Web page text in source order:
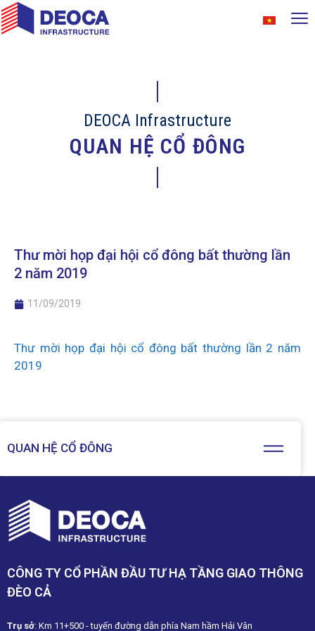
DEOCA Infrastructure
QUAN HỆ CỔ ĐÔNG
QUAN HỆ CỔ ĐÔNG
Thư mời họp đại hội cổ đông bất thường lần
2 năm 2019
11/09/2019
Thư mời họp đại hội cổ đông bất thường lần 2 năm
2019
CÔNG TY CỔ PHẦN ĐẦU TƯ HẠ TẦNG GIAO THÔNG
ĐÈO CẢ
Trụ sở: Km 11+500 - tuyến đường dẫn phía Nam hầm Hải Vân